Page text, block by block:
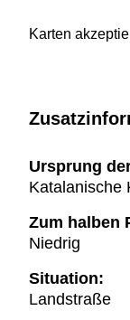
Karten
Ursprung
Katalanische
Zum halben
Niedrig
Situation:
Landstraße